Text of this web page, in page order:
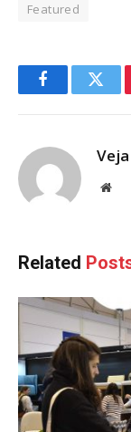
Featured
Facebook
Related